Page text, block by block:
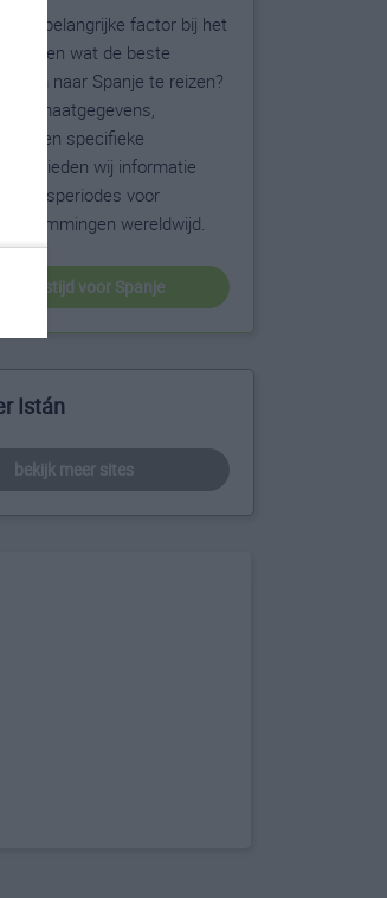
een belangrijke factor bij het
weten wat de beste
om naar Spanje te reizen?
klimaatgegevens,
en specifieke
bieden wij informatie
reisperiodes voor
bestemmingen wereldwijd.
reistijd voor Spanje
Istán
bekijk meer sites